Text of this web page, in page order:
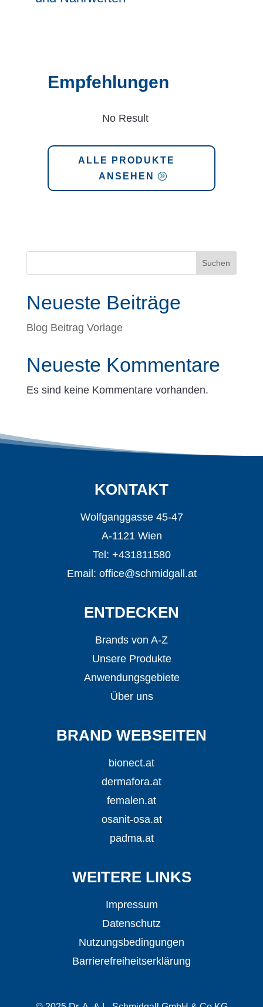
Empfehlungen
No Result
ALLE PRODUKTE
ANSEHEN
Suchen
Neueste Beiträge
Blog Beitrag Vorlage
Neueste Kommentare
Es sind keine Kommentare vorhanden.
KONTAKT
Wolfganggasse 45-47
A-1121 Wien
Tel: +431811580
Email: office@schmidgall.at
ENTDECKEN
Brands von A-Z
Unsere Produkte
Anwendungsgebiete
Über uns
BRAND WEBSEITEN
bionect.at
dermafora.at
femalen.at
osanit-osa.at
padma.at
WEITERE LINKS
Impressum
Datenschutz
Nutzungsbedingungen
Barrierefreiheitserklärung